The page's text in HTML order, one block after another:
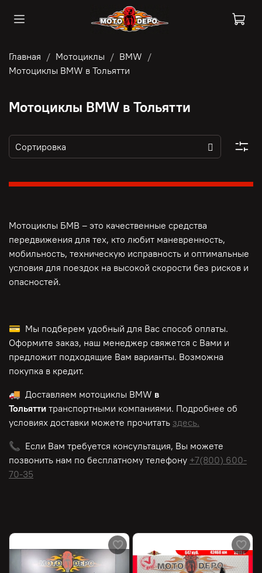
Главная Мотоциклы
BMW
Мотоциклы BMW в Тольятти
Мотоциклы BMW в Тольятти
Мотоциклы БМВ – это качественные средства
передвижения для тех, кто любит маневренность,
мобильность, техническую исправность и оптимальные
условия для поездок на высокой скорости без рисков и
опасностей.
💳 Мы подберем удобный для Вас способ оплаты.
Оформите заказ, наш менеджер свяжется с Вами и
предложит подходящие Вам варианты. Возможна
покупка в кредит.
🚚 Доставляем мотоциклы BMW в
Тольятти транспортными компаниями. Подробнее об
условиях доставки можете прочитать здесь.
📞 Если Вам требуется консультация, Вы можете
позвонить нам по бесплатному телефону +7(800) 600-
70-35